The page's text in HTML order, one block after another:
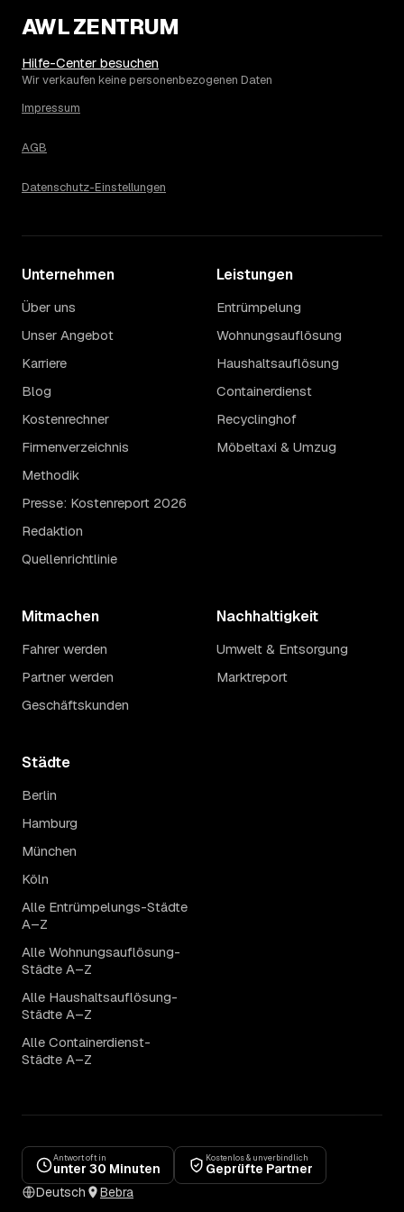
Betrag für Ihren Fall erfahren Sie erst nach einer kurzen,
AWL ZENTRUM
Hilfe-Center besuchen
Wir verkaufen keine personenbezogenen Daten
Impressum
AGB
Datenschutz-Einstellungen
Unternehmen
Über uns
Unser Angebot
Karriere
Blog
Kostenrechner
Firmenverzeichnis
Methodik
Presse: Kostenreport 2026
Redaktion
Quellenrichtlinie
Leistungen
Entrümpelung
Wohnungsauflösung
Haushaltsauflösung
Containerdienst
Recyclinghof
Möbeltaxi & Umzug
Mitmachen
Fahrer werden
Partner werden
Geschäftskunden
Nachhaltigkeit
Umwelt & Entsorgung
Marktreport
Städte
Berlin
Hamburg
München
Köln
Alle Entrümpelungs-Städte
A–Z
Alle Wohnungsauflösung-
Städte A–Z
Alle Haushaltsauflösung-
Städte A–Z
Alle Containerdienst-
Städte A–Z
Antwort oft in
unter 30 Minuten
Kostenlos & unverbindlich
Geprüfte Partner
Deutsch
Bebra